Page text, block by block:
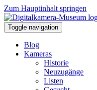
Zum Hauptinhalt springen
Toggle navigation
Blog
Kameras
Historie
Neuzugänge
Listen